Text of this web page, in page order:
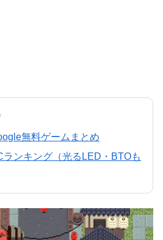
無料ゲームまとめ
ンキング（光るLED・BTOも